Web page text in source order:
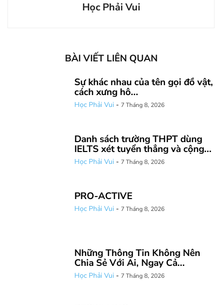
Học Phải Vui
BÀI VIẾT LIÊN QUAN
Sự khác nhau của tên gọi đồ vật,
cách xưng hô...
Học Phải Vui - 7 Tháng 8, 2026
Danh sách trường THPT dùng
IELTS xét tuyển thẳng và cộng...
Học Phải Vui - 7 Tháng 8, 2026
PRO-ACTIVE
Học Phải Vui - 7 Tháng 8, 2026
Những Thông Tin Không Nên
Chia Sẻ Với Ai, Ngay Cả...
Học Phải Vui - 7 Tháng 8, 2026